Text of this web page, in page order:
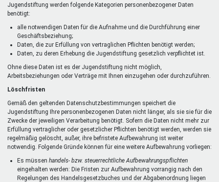
Jugendstiftung werden folgende Kategorien personenbezogener Daten
benötigt:
alle notwendigen Daten für die Aufnahme und die Durchführung einer
Geschäftsbeziehung;
Daten, die zur Erfüllung von vertraglichen Pflichten benötigt werden;
Daten, zu deren Erhebung die Jugendstiftung gesetzlich verpflichtet ist.
Ohne diese Daten ist es der Jugendstiftung nicht möglich,
Arbeitsbeziehungen oder Verträge mit Ihnen einzugehen oder durchzuführen.
Löschfristen
Gemäß den geltenden Datenschutzbestimmungen speichert die
Jugendstiftung Ihre personenbezogenen Daten nicht länger, als sie sie für die
Zwecke der jeweiligen Verarbeitung benötigt. Sofern die Daten nicht mehr zur
Erfüllung vertraglicher oder gesetzlicher Pflichten benötigt werden, werden sie
regelmäßig gelöscht, außer, ihre befristete Aufbewahrung ist weiter
notwendig. Folgende Gründe können für eine weitere Aufbewahrung vorliegen:
Es müssen handels- bzw. steuerrechtliche Aufbewahrungspflichten
eingehalten werden: Die Fristen zur Aufbewahrung vorrangig nach den
Regelungen des Handelsgesetzbuches und der Abgabenordnung liegen